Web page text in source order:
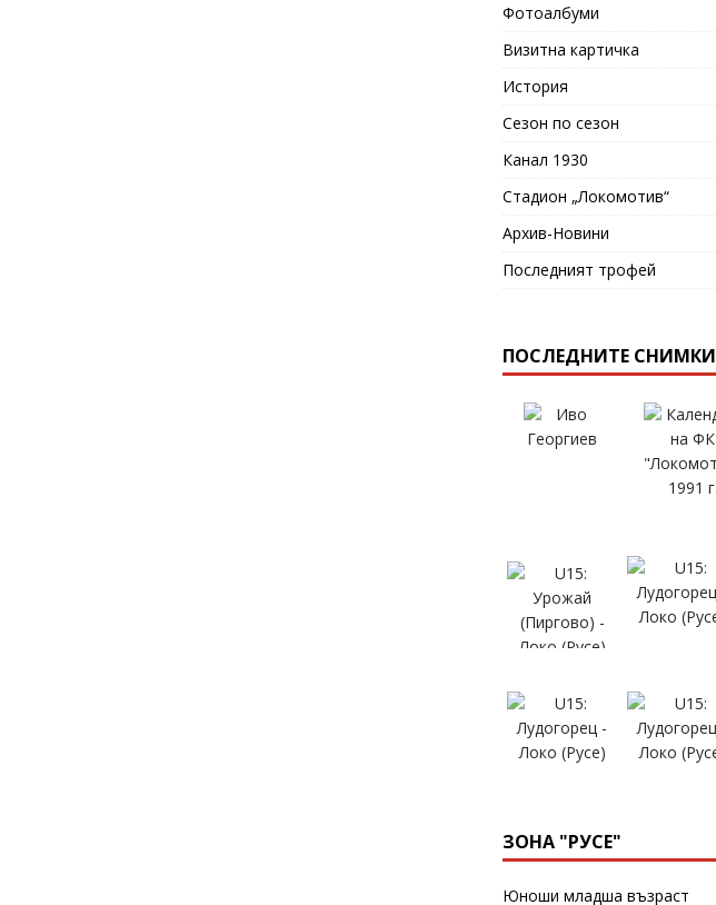
Фотоалбуми
Визитна картичка
История
Сезон по сезон
Канал 1930
Стадион „Локомотив“
Архив-Новини
Последният трофей
ПОСЛЕДНИТЕ СНИМКИ
ЗОНА "РУСЕ"
Юноши младша възраст